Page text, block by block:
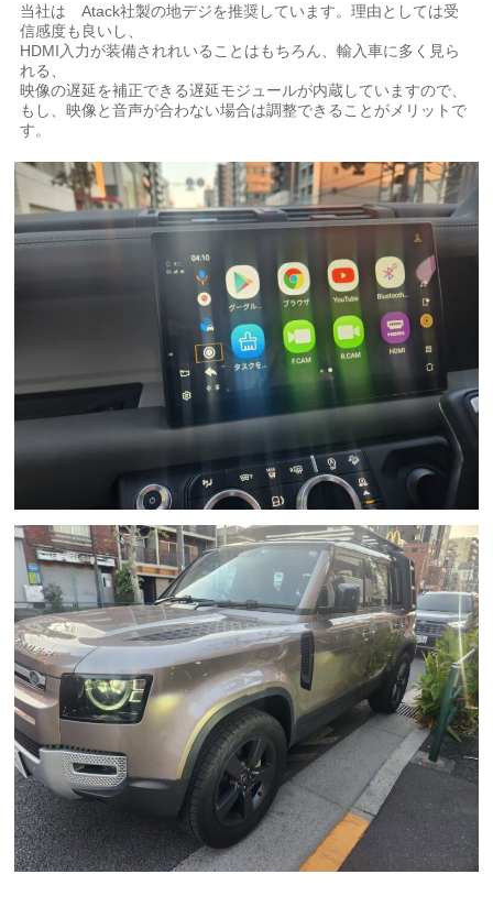
当社は Atack社製の地デジを推奨しています。理由としては受
信感度も良いし、
HDMI入力が装備されれいることはもちろん、輸入車に多く見ら
れる、
映像の遅延を補正できる遅延モジュールが内蔵していますので、
もし、映像と音声が合わない場合は調整できることがメリットで
す。